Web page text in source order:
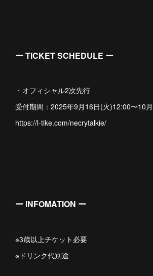
ー TICKET SCHEDULE ー
・オフィシャル2次先行
受付期間：2025年9月16日(火)12:00〜10
https://l-tike.com/necrytalkie/
ー INFOMATION ー
※3歳以上チケット必要
※ドリンク代別途